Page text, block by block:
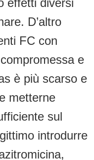
D’altro
FC con
e
è più scarso e
metterne
sul
introdurre